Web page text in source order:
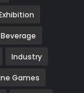
Industry
Games